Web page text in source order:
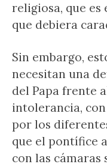
religiosa, que
que debiera
Sin embargo,
necesitan una
del Papa frente
intolerancia,
por los
que el pontífice
con las